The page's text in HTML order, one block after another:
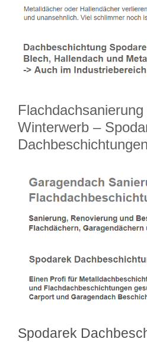
Winterwerb –
Dachbeschichtungen
Spodarek